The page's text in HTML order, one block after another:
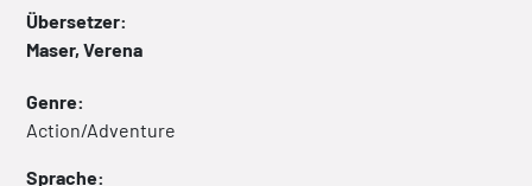
Übersetzer:
Maser, Verena
Genre:
Action/Adventure
Sprache: